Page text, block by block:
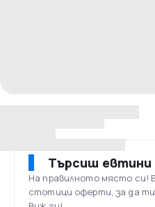
Търсиш евтини
На правилното място си!
стотици оферти, за да